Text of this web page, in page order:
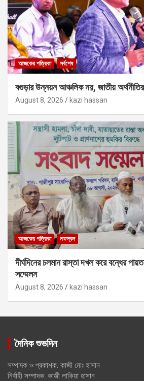
আজকের পত্রিকা সর্বশেষ
বগুড়ার উন্নয়ন আঞ্চলিক নয়, জাতীয়
August 8, 2026 kazi hassan
আজকের পত্রিকা মফস্বল
দীর্ঘদিনের চলমান রাস্তা দখল করে বন্ধের
সম্মেলন
August 8, 2026 kazi hassan
দৈনিক শুভদিন
সম্পাদক ও প্রকাশক: কাজী মোঃ হাসান
নির্বাহী সম্পাদক: কাজী লাকিয়া হাসান